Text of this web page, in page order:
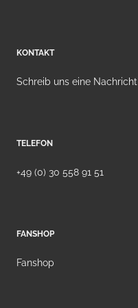
KONTAKT
Schreib uns eine Nachricht
TELEFON
+49 (0) 30 558 91 51
FANSHOP
Fanshop